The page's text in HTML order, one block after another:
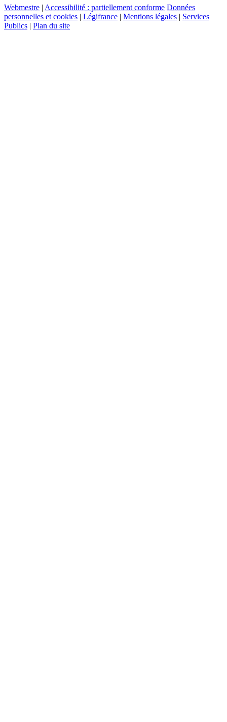
Webmestre | Accessibilité : partiellement conforme Données
personnelles et cookies | Légifrance | Mentions légales | Services
Publics | Plan du site